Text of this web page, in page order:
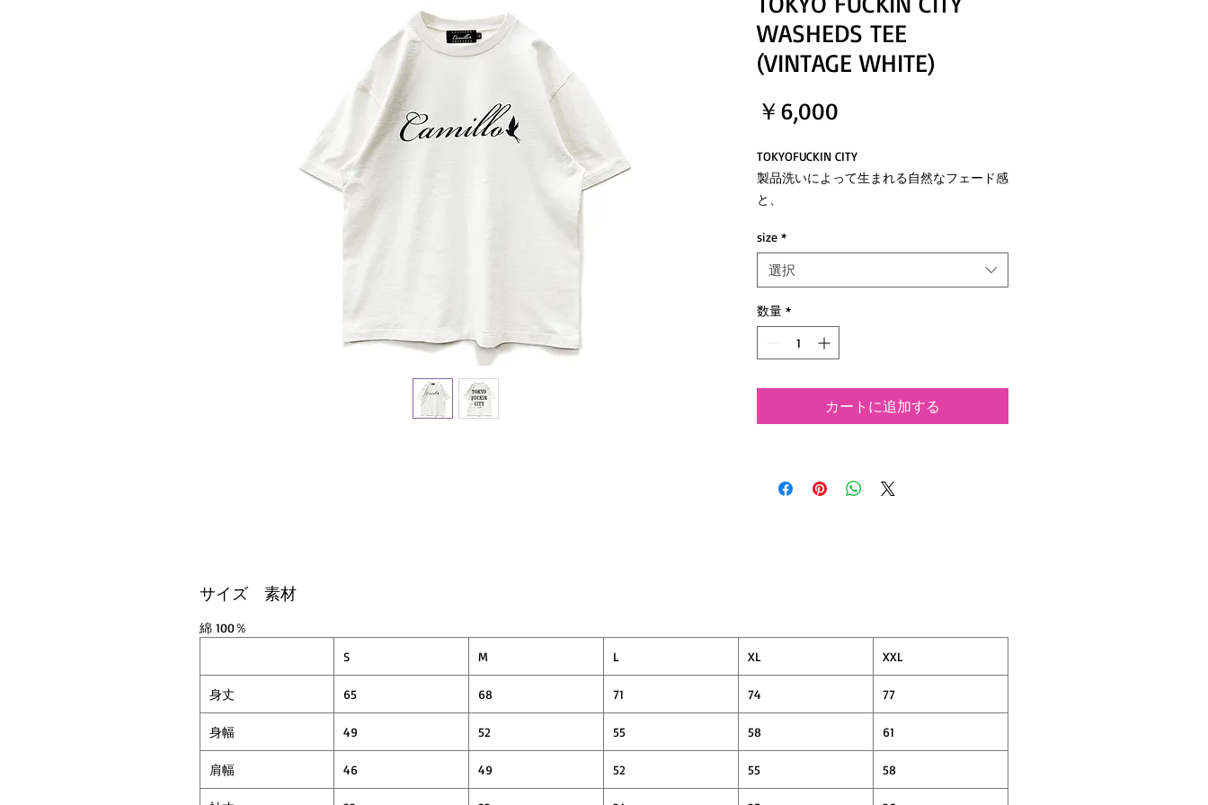
WASHEDS TEE
(VINTAGE WHITE)
￥6,000
TOKYOFUCKIN CITY
製品洗いによって生まれる自然なフェード感
と、
まるで長年愛用してきたヴィンテージTシャ
ツのような表情を演出します。
ネックはノーステッチ仕様でミニマルに仕上
げ、袖口と裾口にはシングルステッチを採
用。
80〜90年代初期のアメリカ製Tシャツを彷彿
みました。 シャリ感のあるオープンエンド
糸の生地は、タフでドライな着心地。
size *
選択
数量 *
カートに追加する
サイズ 素材
綿 100％
S
M L XL XXL
身丈 65 68 71 74 77
身幅 49 52 55 58 61
肩幅 46 49 52 55 58